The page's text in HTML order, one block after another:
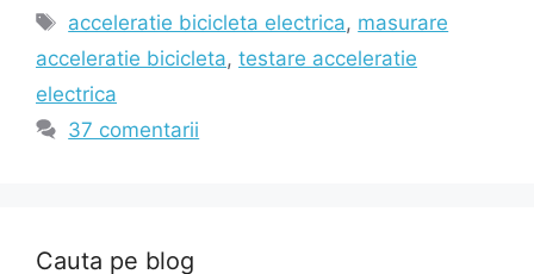
Etichete
acceleratie bicicleta electrica, masurare
acceleratie bicicleta, testare acceleratie
electrica
37 comentarii
Cauta pe blog